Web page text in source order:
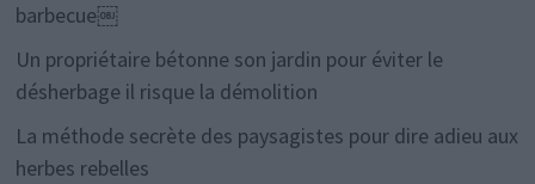
barbecue￼
Un propriétaire bétonne son jardin pour éviter le
désherbage il risque la démolition
La méthode secrète des paysagistes pour dire adieu aux
herbes rebelles